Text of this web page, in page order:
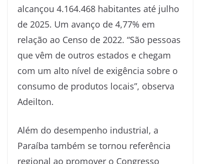
alcançou 4.164.468 habitantes até julho
de 2025. Um avanço de 4,77% em
relação ao Censo de 2022. “São pessoas
que vêm de outros estados e chegam
com um alto nível de exigência sobre o
consumo de produtos locais”, observa
Adeilton.
Além do desempenho industrial, a
Paraíba também se tornou referência
regional ao promover o Congresso